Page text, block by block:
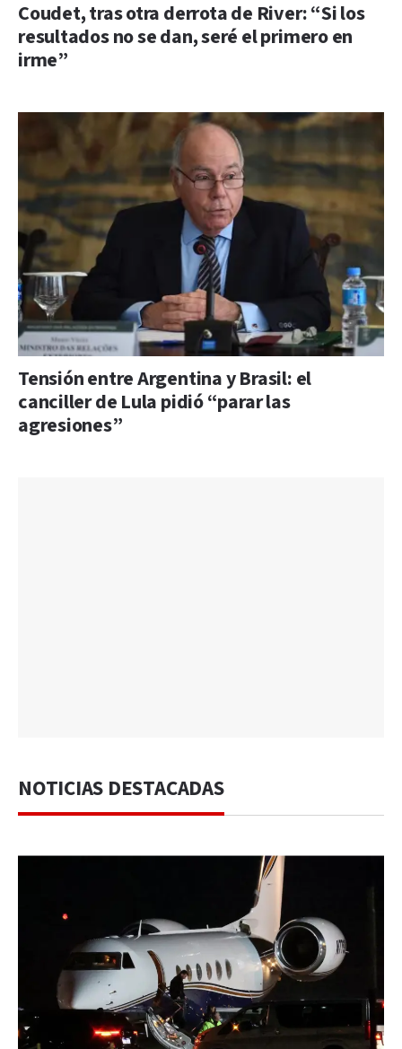
Coudet, tras otra derrota de River: “Si los
resultados no se dan, seré el primero en
irme”
Tensión entre Argentina y Brasil: el
canciller de Lula pidió “parar las
agresiones”
NOTICIAS DESTACADAS